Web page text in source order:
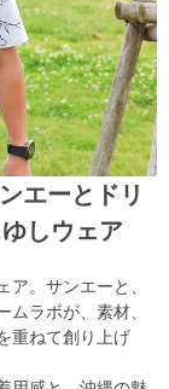
エーとドリ
しウェア
。サンエーと、
ラボが、素材、
重ねて創り上げ